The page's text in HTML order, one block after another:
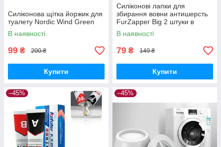
Силіконова щітка йоржик для
туалету Nordic Wind Green
В наявності
99 ₴ 200 ₴
Купити
Силіконові лапки для
збирання вовни антишерсть
FurZapper Big 2 штуки в
комплекті 95 мм
В наявності
79 ₴ 149 ₴
Купити
–45% –45%